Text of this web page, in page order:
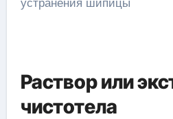
Раствор или
чистотела